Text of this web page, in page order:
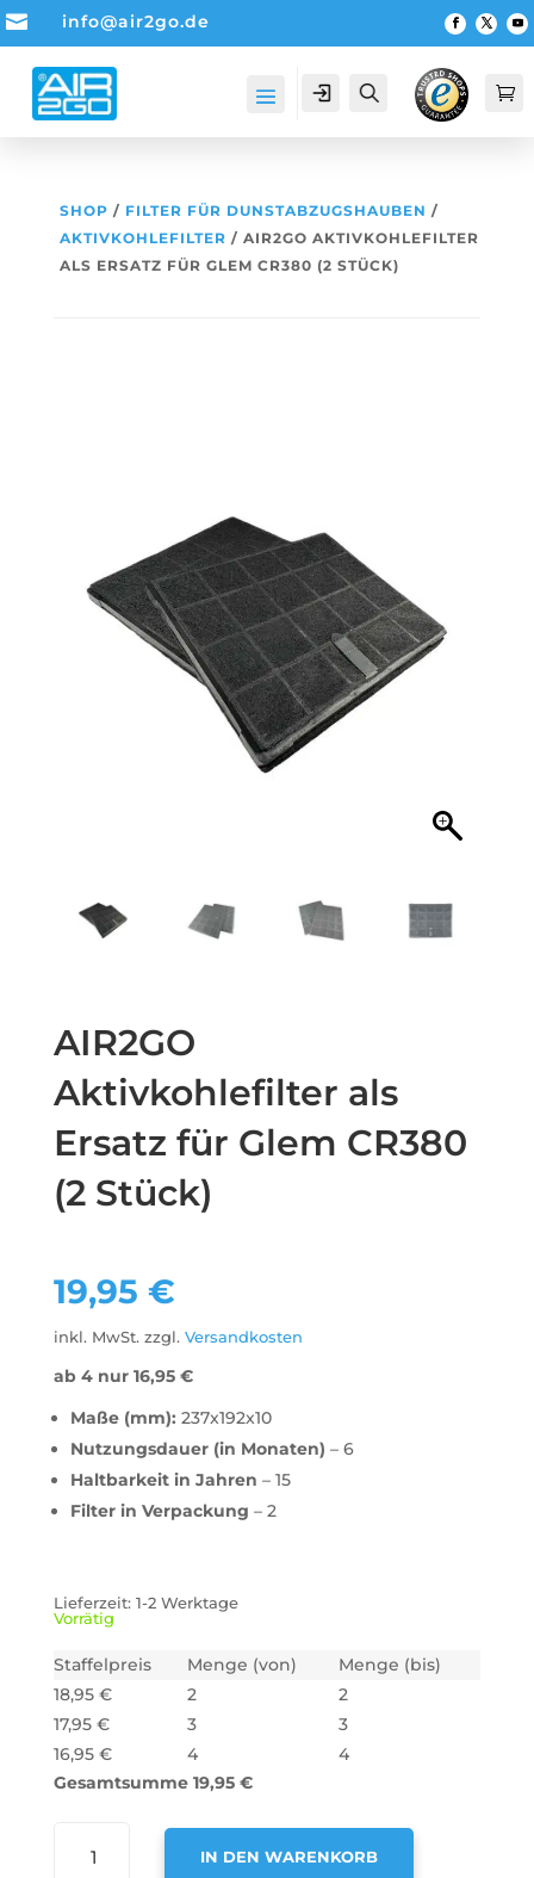
 info@air2go.de
Account Suche 
SHOP / FILTER FÜR DUNSTABZUGSHAUBEN /
AKTIVKOHLEFILTER / AIR2GO AKTIVKOHLEFILTER
ALS ERSATZ FÜR GLEM CR380 (2 STÜCK)
AIR2GO
Aktivkohlefilter als
Ersatz für Glem CR380
(2 Stück)
19,95 €
inkl. MwSt. zzgl. Versandkosten
ab 4 nur 16,95 €
Maße (mm): 237x192x10
Nutzungsdauer (in Monaten) – 6
Haltbarkeit in Jahren – 15
Filter in Verpackung – 2
Lieferzeit: 1-2 Werktage
Vorrätig
Staffelpreis Menge (von)
Menge (bis)
18,95 € 2
2
17,95 € 3
3
16,95 € 4
4
Gesamtsumme 19,95 €
AKTIVKOHLEFILTERIN DEN WARENKORB